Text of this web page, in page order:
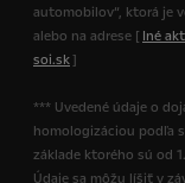
automobilov“, ktorá je
alebo na adrese [ Iné
soi.sk]
*** Uvedené údaje o
homologizáciou podľa
základe ktorého sú od
Údaje sa môžu líšiť v